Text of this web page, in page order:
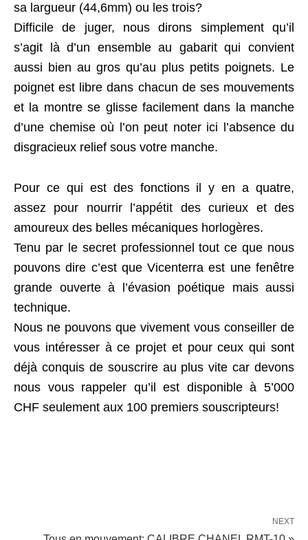
sa largueur (44,6mm) ou les trois?
Difficile de juger, nous dirons simplement qu’il
s’agit là d’un ensemble au gabarit qui convient
aussi bien au gros qu’au plus petits poignets. Le
poignet est libre dans chacun de ses mouvements
et la montre se glisse facilement dans la manche
d’une chemise où l’on peut noter ici l’absence du
disgracieux relief sous votre manche.
Pour ce qui est des fonctions il y en a quatre,
assez pour nourrir l’appétit des curieux et des
amoureux des belles mécaniques horlogères.
Tenu par le secret professionnel tout ce que nous
pouvons dire c’est que Vicenterra est une fenêtre
grande ouverte à l’évasion poétique mais aussi
technique.
Nous ne pouvons que vivement vous conseiller de
vous intéresser à ce projet et pour ceux qui sont
déjà conquis de souscrire au plus vite car devons
nous vous rappeler qu’il est disponible à 5’000
CHF seulement aux 100 premiers souscripteurs!
NEXT